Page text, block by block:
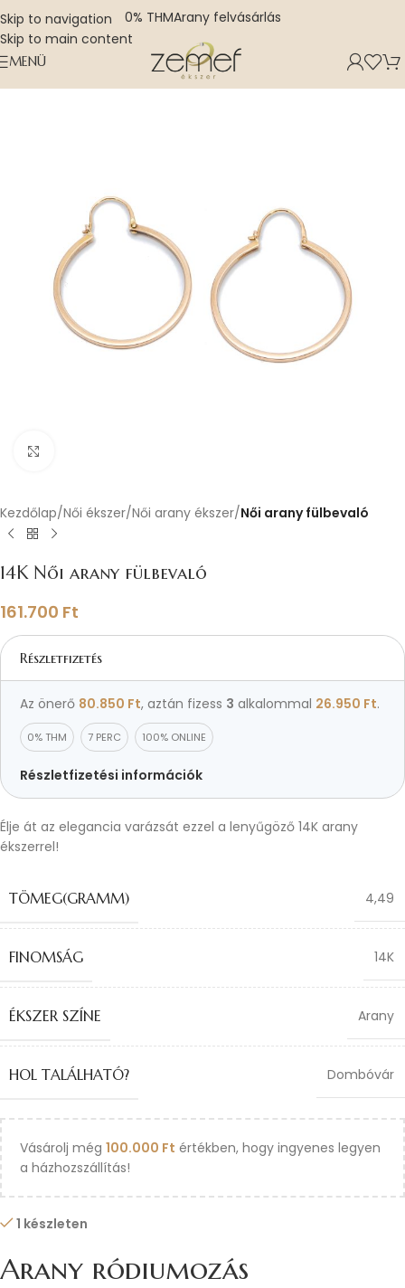
Skip to navigation
Skip to main content
0% THMArany felvásárlás
MENÜ
Kezdőlap Női ékszer Női arany ékszer Női arany fülbevaló
14K Női arany fülbevaló
161.700 Ft
Részletfizetés
Az önerő 80.850 Ft, aztán fizess 3 alkalommal 26.950 Ft.
0% THM 7 PERC 100% ONLINE
Részletfizetési információk
Élje át az elegancia varázsát ezzel a lenyűgöző 14K arany
ékszerrel!
TÖMEG(GRAMM) 4,49
FINOMSÁG 14K
ÉKSZER SZÍNE Arany
HOL TALÁLHATÓ? Dombóvár
Vásárolj még 100.000 Ft értékben, hogy ingyenes legyen
a házhozszállítás!
1 készleten
Arany ródiumozás